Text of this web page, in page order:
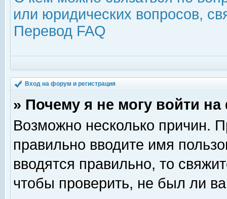
или юридических вопросов,
Перевод FAQ
Вход на форум и регистрация
» Почему я не могу войти
Возможно несколько причин.
правильно вводите имя
вводятся правильно, то
чтобы проверить, не был ли